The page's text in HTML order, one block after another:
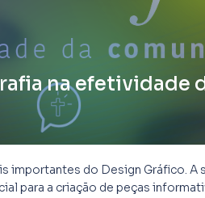
na efetividade
importantes do Design Gráfico. A
para a criação de peças